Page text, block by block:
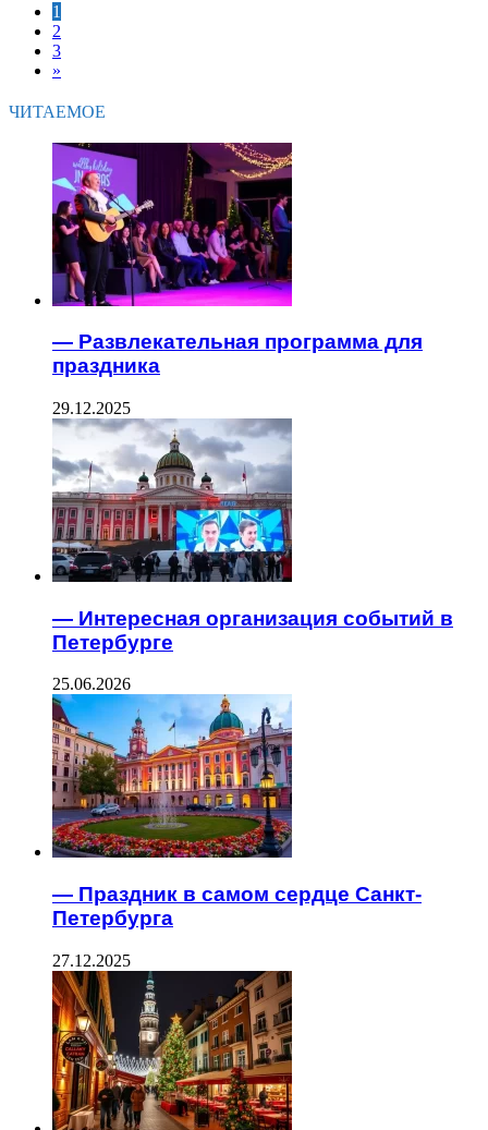
1
2
3
»
ЧИТАЕМОЕ
— Развлекательная программа для
праздника
29.12.2025
— Интересная организация событий в
Петербурге
25.06.2026
— Праздник в самом сердце Санкт-
Петербурга
27.12.2025